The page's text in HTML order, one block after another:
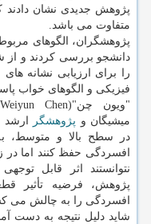
پژوهش جدیدی نشان دادند
متفاوت می باشد.
دانشجو بررسی كردند و
را برای ارزیابی نشانه
فیزیكی و الگوهای خواب
"ویون چن"(Weiyun Chen)، استادیار حركت شناسی
میشیگان و پژوهشگر ارشد
در سطح بالا و متوسط،
افسردگی حفظ كنند اما در
نتوانستند اثر قابل
پژوهش، فرضیه تأثیر
افسردگی را به چالش می
شاید دلیل نتیجه به دست